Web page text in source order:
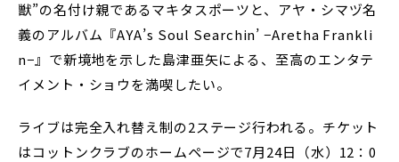
獣”の名付け親であるマキタスポーツと、アヤ・シマヅ名
義のアルバム『AYA’s Soul Searchin’ −Aretha Frankli
n−』で新境地を示した島津亜矢による、至高のエンタテ
イメント・ショウを満喫したい。
ライブは完全入れ替え制の2ステージ行われる。チケット
はコットンクラブのホームページで7月24日（水）12：0